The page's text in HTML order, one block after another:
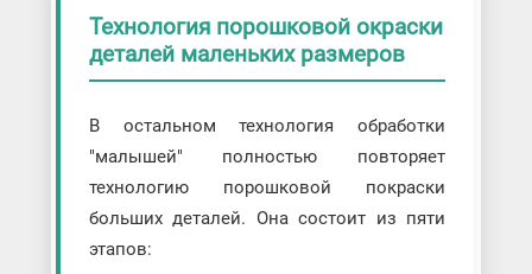
Технология порошковой окраски
деталей маленьких размеров
В остальном технология обработки
"малышей" полностью повторяет
технологию порошковой покраски
больших деталей. Она состоит из пяти
этапов: